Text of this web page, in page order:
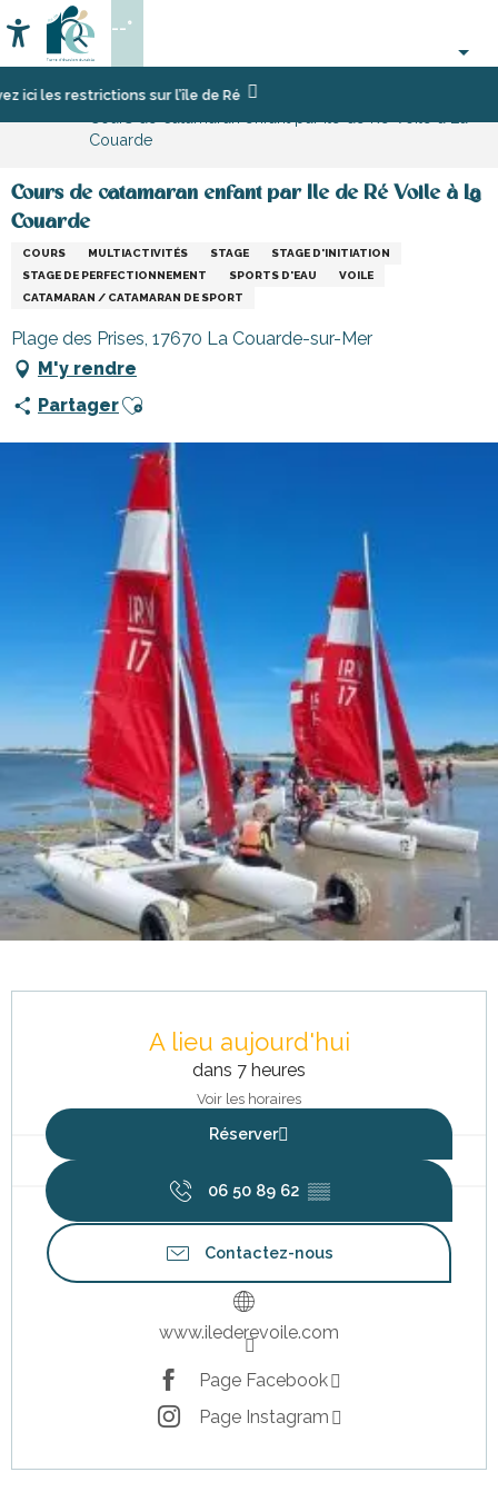
au
contenu
principal
les restrictions sur l’île de Ré
Accessibilité
Recherche
--°
Accueil
Activités,
découverte
Sport
Couarde
Cours de catamaran enfant par Ile de Ré Voile à La
Couarde
COURS MULTIACTIVITÉS STAGE
STAGE D'INITIATION
STAGE DE PERFECTIONNEMENT
SPORTS D'EAU
VOILE
CATAMARAN / CATAMARAN DE SPORT
Plage des Prises, 17670 La Couarde-sur-Mer
M'y rendre
PartagerAjouter aux favoris
A lieu aujourd'hui
dans 7 heures
Voir les horaires
Réserver
06 50 89 62 ▒▒
Contactez-nous
www.ilederevoile.com
Page Facebook
Page Instagram